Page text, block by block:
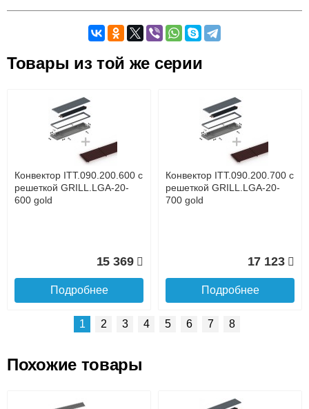
Оставьте отзыв
Доставка сантехники по Москве и Московской области
Наличный расчёт
Банковской картой на сайте в режиме реального
времени
Банковской картой при получении товара как при
доставке, так и самовывозом
Интернет-деньгами (Yandex-деньги, Web-money,
Qiwi-кошельки и другие).
Безналичный расчёт (возможно и с НДС)
Товары из той же серии
Конвектор ITT.090.200.600 с
решеткой GRILL.LGA-20-
600 gold
15 369
Подробнее
Конвектор ITT.090.200.700 с
решеткой GRILL.LGA-20-
700 gold
17 123
Подробнее
Конвектор ITT.090.200.1400 Конвектор ITT.090.200.1300
1 2 3 4 5 6 7 8
Похожие товары